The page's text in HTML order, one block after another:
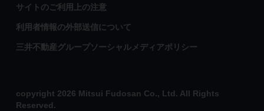
サイトのご利用上の注意
利用者情報の外部送信について
三井不動産グループソーシャルメディアポリシー
copyright 2026 Mitsui Fudosan Co., Ltd. All Rights
Reserved.